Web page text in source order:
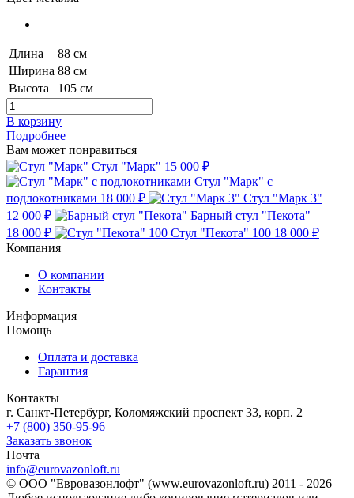
Длина
88 см
Ширина 88 см
Высота
105 см
В корзину
Подробнее
Вам может понравиться
Стул "Марк" 15 000 ₽
Стул "Марк" с
подлокотниками 18 000 ₽
Стул "Марк 3"
12 000 ₽
Барный стул "Пекота"
18 000 ₽
Стул "Пекота" 100 18 000 ₽
Компания
О компании
Контакты
Информация
Помощь
Оплата и доставка
Гарантия
Контакты
г. Санкт-Петербург, Коломяжский проспект 33, корп. 2
+7 (800) 350-95-96
Заказать звонок
Почта
info@eurovazonloft.ru
© ООО "Евровазонлофт" (www.eurovazonloft.ru) 2011 - 2026